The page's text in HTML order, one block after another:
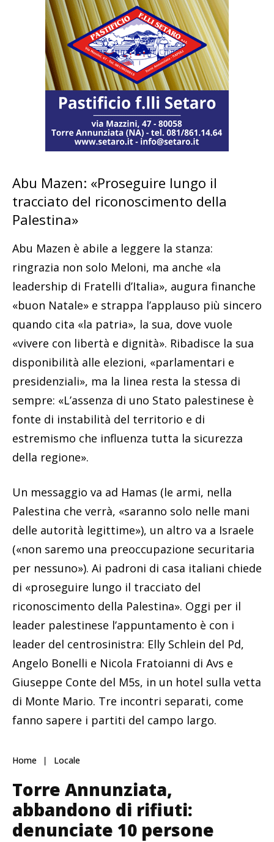
Abu Mazen: «Proseguire lungo il
tracciato del riconoscimento della
Palestina»
Abu Mazen è abile a leggere la stanza:
ringrazia non solo Meloni, ma anche «la
leadership di Fratelli d’Italia», augura finanche
«buon Natale» e strappa l’applauso più sincero
quando cita «la patria», la sua, dove vuole
«vivere con libertà e dignità». Ribadisce la sua
disponibilità alle elezioni, «parlamentari e
presidenziali», ma la linea resta la stessa di
sempre: «L’assenza di uno Stato palestinese è
fonte di instabilità del territorio e di
estremismo che influenza tutta la sicurezza
della regione».
Un messaggio va ad Hamas (le armi, nella
Palestina che verrà, «saranno solo nelle mani
delle autorità legittime»), un altro va a Israele
(«non saremo una preoccupazione securitaria
per nessuno»). Ai padroni di casa italiani chiede
di «proseguire lungo il tracciato del
riconoscimento della Palestina». Oggi per il
leader palestinese l’appuntamento è con i
leader del centrosinistra: Elly Schlein del Pd,
Angelo Bonelli e Nicola Fratoianni di Avs e
Giuseppe Conte del M5s, in un hotel sulla vetta
di Monte Mario. Tre incontri separati, come
fanno sapere i partiti del campo largo.
Home Locale
Torre Annunziata,
abbandono di rifiuti:
denunciate 10 persone